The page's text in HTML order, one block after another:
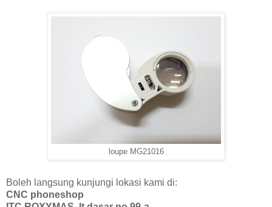
loupe MG21016
Boleh langsung kunjungi lokasi kami di:
CNC phoneshop